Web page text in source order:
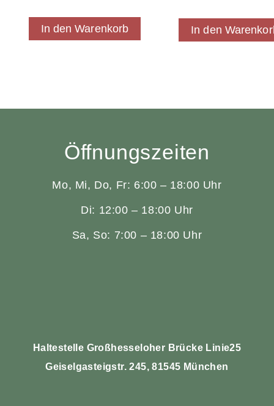
In den Warenkorb In den
Öffnungszeiten
Mo, Mi, Do, Fr: 6:00 – 18:00 Uhr
Di: 12:00 – 18:00 Uhr
Sa, So: 7:00 – 18:00 Uhr
Haltestelle Großhesseloher Brücke Linie25
Geiselgasteigstr. 245, 81545 München